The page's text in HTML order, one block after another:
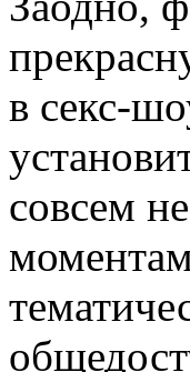
в секс-
совсем